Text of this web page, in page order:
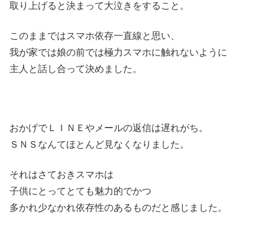
取り上げると決まって大泣きをすること。
このままではスマホ依存一直線と思い、
我が家では娘の前では極力スマホに触れないように
主人と話し合って決めました。
おかげでＬＩＮＥやメールの返信は遅れがち。
ＳＮＳなんてほとんど見なくなりました。
それはさておきスマホは
子供にとってとても魅力的でかつ
多かれ少なかれ依存性のあるものだと感じました。